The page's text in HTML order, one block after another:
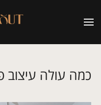
כמה עולה עיצוב